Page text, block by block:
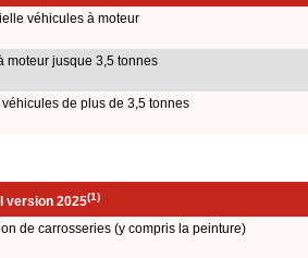
véhicules à moteur
moteur jusque 3,5 tonnes
de plus de 3,5 tonnes
version 2025(1)
de carrosseries (y compris la peinture)